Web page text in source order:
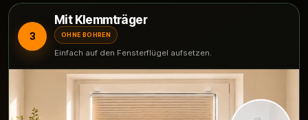
3
Mit Klemmträger
OHNE BOHREN
Einfach auf den Fensterflügel aufsetzen.